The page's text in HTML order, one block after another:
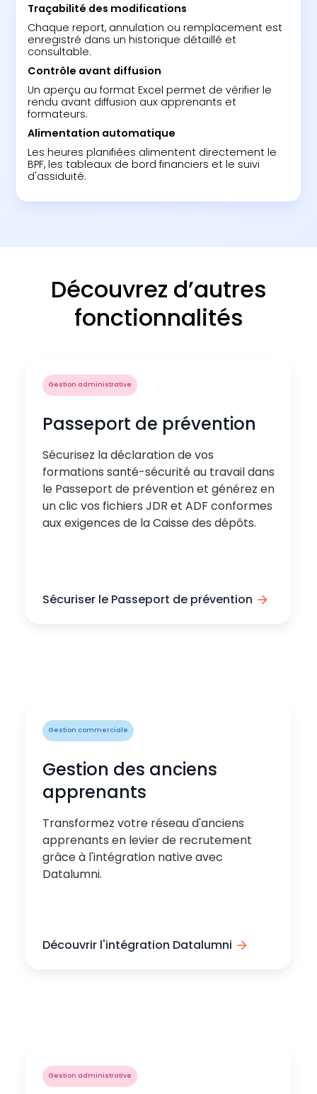
Traçabilité des modifications
Chaque report, annulation ou remplacement est
enregistré dans un historique détaillé et
consultable.
Contrôle avant diffusion
Un aperçu au format Excel permet de vérifier le
rendu avant diffusion aux apprenants et
formateurs.
Alimentation automatique
Les heures planifiées alimentent directement le
BPF, les tableaux de bord financiers et le suivi
d'assiduité.
Découvrez d’autres
fonctionnalités
Gestion administrative
Passeport de prévention
Sécurisez la déclaration de vos
formations santé-sécurité au travail dans
le Passeport de prévention et générez en
un clic vos fichiers JDR et ADF conformes
aux exigences de la Caisse des dépôts.
Sécuriser le Passeport de prévention
Gestion commerciale
Gestion des anciens
apprenants
Transformez votre réseau d'anciens
apprenants en levier de recrutement
grâce à l'intégration native avec
Datalumni.
Découvrir l'intégration Datalumni
Gestion administrative